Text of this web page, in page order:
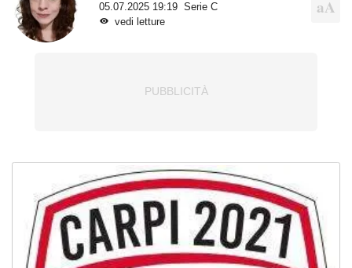
05.07.2025 19:19
Serie C
vedi letture